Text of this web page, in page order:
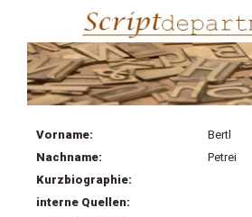
Vorname:
Bertl
Nachname:
Petrei
Kurzbiographie:
interne Quellen: